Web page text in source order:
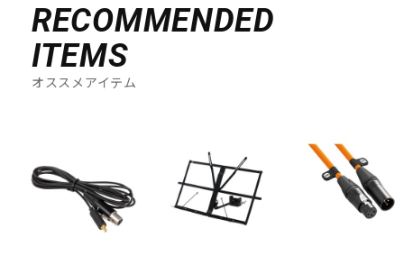
RECOMMENDED
ITEMS
オススメアイテム